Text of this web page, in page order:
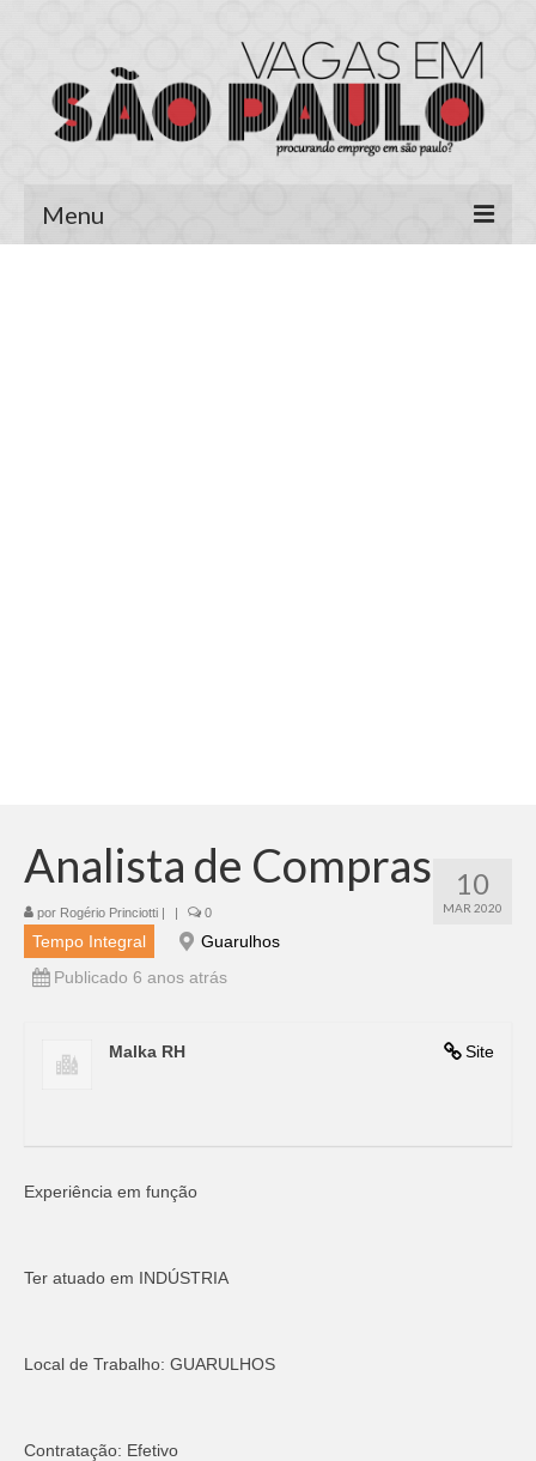
Menu
10
MAR 2020
Analista de Compras
por Rogério Princiotti | | 0
Tempo Integral
Guarulhos
Publicado 6 anos atrás
Site
Malka RH
Experiência em função
Ter atuado em INDÚSTRIA
Local de Trabalho: GUARULHOS
Contratação: Efetivo